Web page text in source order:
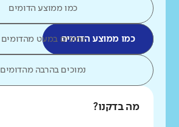
כמו ממוצע הדומים
כמו ממוצע הדומיםנמוכים במעט מהדומים
נמוכים בהרבה מהדומים
מה בדקנו?